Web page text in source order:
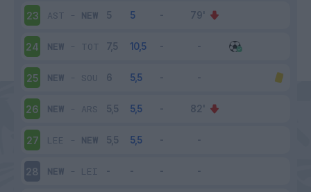
23 AST - NEW
24 NEW - TOT
25 NEW - SOU
26 NEW - ARS
27 LEE - NEW
28 NEW - LEI